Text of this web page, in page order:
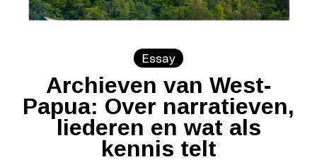
Essay
Archieven van West-
Papua: Over narratieven,
liederen en wat als
kennis telt